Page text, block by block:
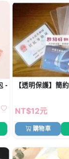
- 便攜式收納袋
【透明保護】簡
NT$12元
購物車